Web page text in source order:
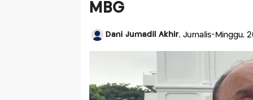
MBG
Dani Jumadil Akhir, Jurnalis-Minggu,